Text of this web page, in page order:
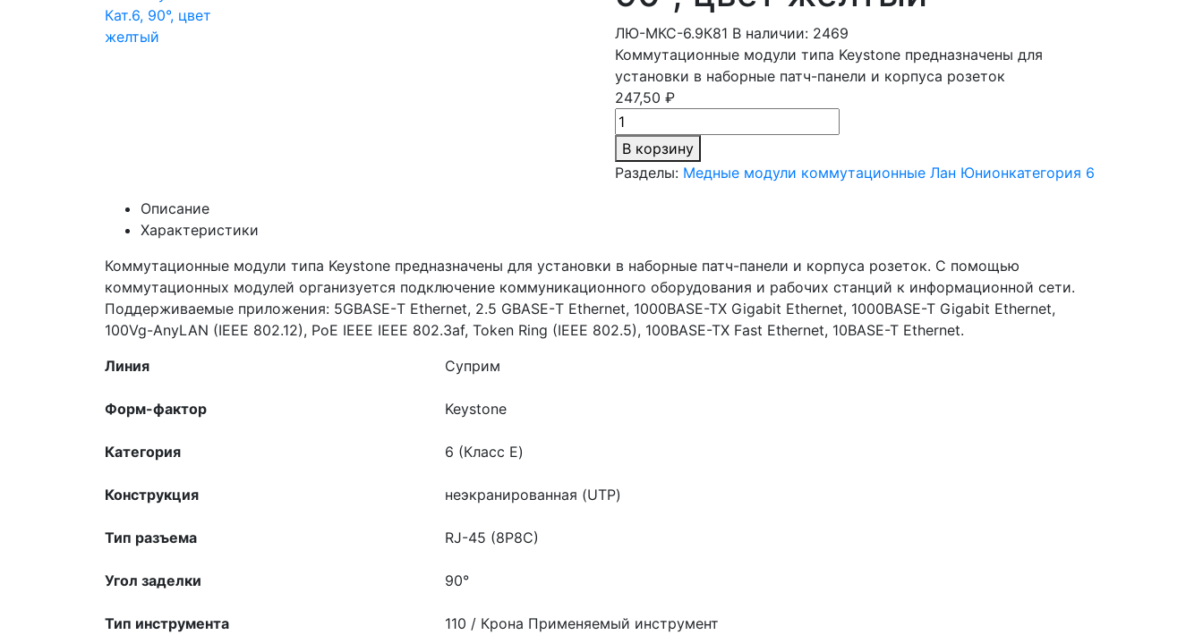
ЛЮ-МКС-6.9К81 В наличии: 2469
Коммутационные модули типа Keystone предназначены для
установки в наборные патч-панели и корпуса розеток
247,50 ₽
В корзину
Разделы: Медные модули коммутационные Лан Юнионкатегория 6
Описание
Характеристики
Коммутационные модули типа Keystone предназначены для установки в наборные патч-панели и корпуса розеток. С помощью
коммутационных модулей организуется подключение коммуникационного оборудования и рабочих станций к информационной сети.
Поддерживаемые приложения: 5GBASE-Т Ethernet, 2.5 GBASE-Т Ethernet, 1000BASE-TX Gigabit Ethernet, 1000BASE-T Gigabit Ethernet,
100Vg-AnyLAN (IEEE 802.12), PoE IEEE IEEE 802.3af, Token Ring (IEEE 802.5), 100BASE-TX Fast Ethernet, 10BASE-T Ethernet.
Линия
Суприм
Форм-фактор Keystone
Категория 6 (Класс E)
Конструкция неэкранированная (UTP)
Тип разъема RJ-45 (8P8C)
Угол заделки 90°
Тип инструмента 110 / Крона Применяемый инструмент